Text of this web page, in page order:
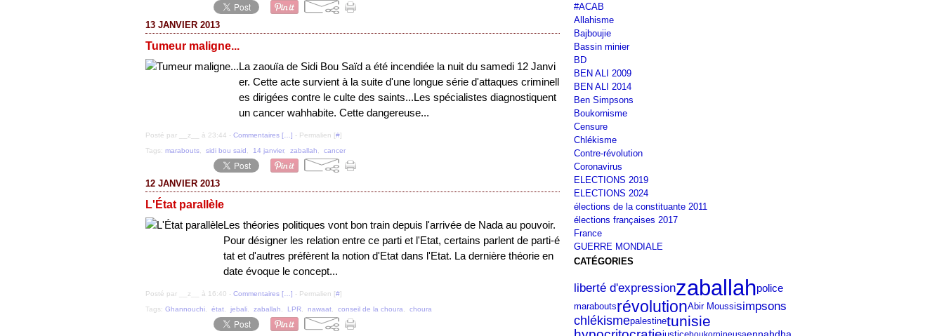
13 JANVIER 2013
Tumeur maligne...
La zaouïa de Sidi Bou Saïd a été incendiée la nuit du samedi 12 Janvi
er. Cette acte survient à la suite d'une longue série d'attaques criminell
es dirigées contre le culte des saints...Les spécialistes diagnostiquent
un cancer wahhabite. Cette dangereuse...
Posté par __z__ à 23:44 - Commentaires [ ] - Permalien [#]
Tags: marabouts sidi bou said 14 janvier, zaballah cancer
12 JANVIER 2013
L'État parallèle
Les théories politiques vont bon train depuis l'arrivée de Nada au pouvoir.
Pour désigner les relation entre ce parti et l'Etat, certains parlent de parti-é
tat et d'autres préfèrent la notion d'Etat dans l'Etat. La dernière théorie en
date évoque le concept...
Posté par __z__ à 16:40 - Commentaires [ ] - Permalien [#]
Tags: Ghannouchi état jebali zaballah LPR nawaat conseil de la choura choura
#ACAB
Allahisme
Bajboujie
Bassin minier
BD
BEN ALI 2009
BEN ALI 2014
Ben Simpsons
Boukornisme
Censure
Chlékisme
Contre-révolution
Coronavirus
ELECTIONS 2019
ELECTIONS 2024
élections de la constituante 2011
élections françaises 2017
France
GUERRE MONDIALE
CATÉGORIES
liberté d'expressionzaballahpolice
maraboutsrévolutionAbir Moussisimpsons
chlékismepalestinetunisie